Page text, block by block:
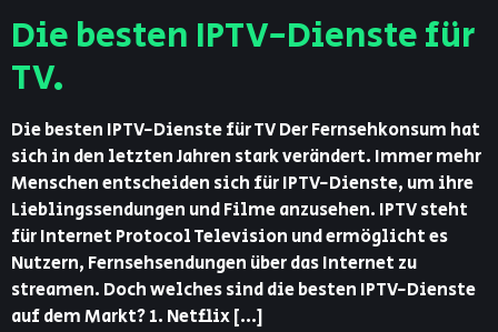
Die besten IPTV-Dienste für
TV.
Die besten IPTV-Dienste für TV Der Fernsehkonsum hat
sich in den letzten Jahren stark verändert. Immer mehr
Menschen entscheiden sich für IPTV-Dienste, um ihre
Lieblingssendungen und Filme anzusehen. IPTV steht
für Internet Protocol Television und ermöglicht es
Nutzern, Fernsehsendungen über das Internet zu
streamen. Doch welches sind die besten IPTV-Dienste
auf dem Markt? 1. Netflix […]